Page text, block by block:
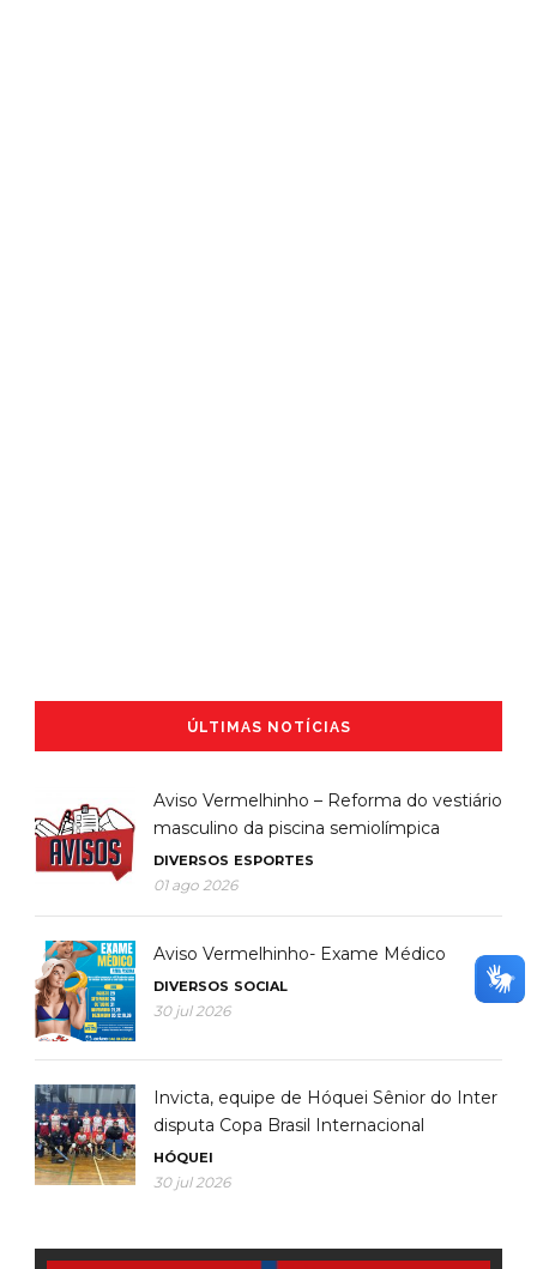
ÚLTIMAS NOTÍCIAS
Aviso Vermelhinho – Reforma do vestiário
masculino da piscina semiolímpica
DIVERSOS ESPORTES
01 ago 2026
Aviso Vermelhinho- Exame Médico
DIVERSOS SOCIAL
30 jul 2026
Invicta, equipe de Hóquei Sênior do Inter
disputa Copa Brasil Internacional
HÓQUEI
30 jul 2026